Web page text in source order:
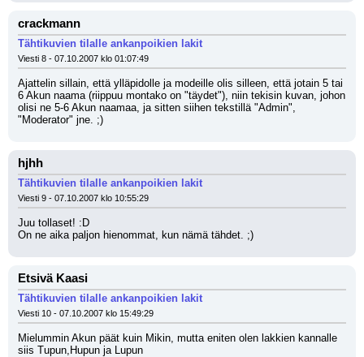
crackmann
Tähtikuvien tilalle ankanpoikien lakit
Viesti 8 - 07.10.2007 klo 01:07:49
Ajattelin sillain, että ylläpidolle ja modeille olis silleen, että jotain 5 tai
6 Akun naama (riippuu montako on "täydet"), niin tekisin kuvan, johon
olisi ne 5-6 Akun naamaa, ja sitten siihen tekstillä "Admin",
"Moderator" jne. ;)
hjhh
Tähtikuvien tilalle ankanpoikien lakit
Viesti 9 - 07.10.2007 klo 10:55:29
Juu tollaset! :D
On ne aika paljon hienommat, kun nämä tähdet. ;)
Etsivä Kaasi
Tähtikuvien tilalle ankanpoikien lakit
Viesti 10 - 07.10.2007 klo 15:49:29
Mielummin Akun päät kuin Mikin, mutta eniten olen lakkien kannalle
siis Tupun,Hupun ja Lupun